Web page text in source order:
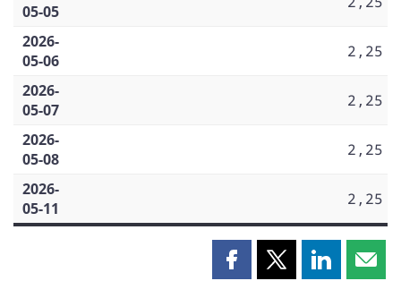
05-05
2026-
05-06
2,25
2026-
05-07
2,25
2026-
05-08
2,25
2026-
05-11
2,25
PartagerPartagerPartager